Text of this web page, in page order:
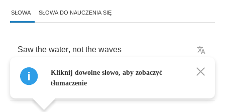
SŁOWA SŁOWA DO NAUCZENIA SIĘ
Saw the water, not the waves
Caught your eye,forgot
Kliknij dowolne słowo, aby zobaczyć
tłumaczenie